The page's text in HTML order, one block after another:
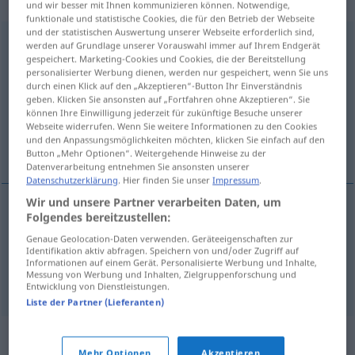
Vorstellungsgesprächn <Vorstellungsgespräch(e)s;
Vorstellungsgespräche>
Übersicht aller Übersetzungen
(Für mehr Details die Übersetzung anklicken/antippen)
entrevista
entrevista
Vorstellungsgespräch
Synonyme für
und wir besser mit Ihnen kommunizieren können. Notwendige,
funktionale und statistische Cookies, die für den Betrieb der Webseite
und der statistischen Auswertung unserer Webseite erforderlich sind,
werden auf Grundlage unserer Vorauswahl immer auf Ihrem Endgerät
gespeichert. Marketing-Cookies und Cookies, die der Bereitstellung
personalisierter Werbung dienen, werden nur gespeichert, wenn Sie uns
durch einen Klick auf den „Akzeptieren“-Button Ihr Einverständnis
geben. Klicken Sie ansonsten auf „Fortfahren ohne Akzeptieren“. Sie
können Ihre Einwilligung jederzeit für zukünftige Besuche unserer
Webseite widerrufen. Wenn Sie weitere Informationen zu den Cookies
und den Anpassungsmöglichkeiten möchten, klicken Sie einfach auf den
Button „Mehr Optionen“. Weitergehende Hinweise zu der
Datenverarbeitung entnehmen Sie ansonsten unserer
Datenschutzerklärung. Hier finden Sie unserImpressum.
Wir und unsere Partner verarbeiten Daten, um
Folgendes bereitzustellen:
Genaue Geolocation-Daten verwenden. Geräteeigenschaften zur
Identifikation aktiv abfragen. Speichern von und/oder Zugriff auf
Informationen auf einem Gerät. Personalisierte Werbung und Inhalte,
Messung von Werbung und Inhalten, Zielgruppenforschung und
Entwicklung von Dienstleistungen.
Liste der Partner (Lieferanten)
Mehr Optionen Akzeptieren